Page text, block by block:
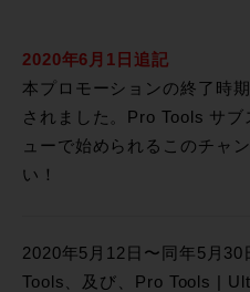
2020年6月1日追記
本プロモーションの終了時
されました。Pro Tools サ
ューで始められるこのチャ
い！
2020年5月12日〜同年5月
Tools、及び、Pro Tools |